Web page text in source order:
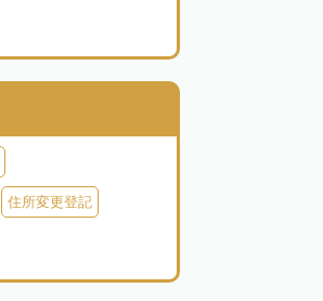
住所変更登記